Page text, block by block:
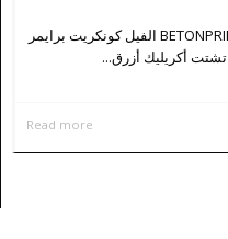
الصفحة الرئيسية >> | منتجاتنا >> | BETONPRIMER الفيل كونكريت برايمر
أكريليك أزرق...
Read more